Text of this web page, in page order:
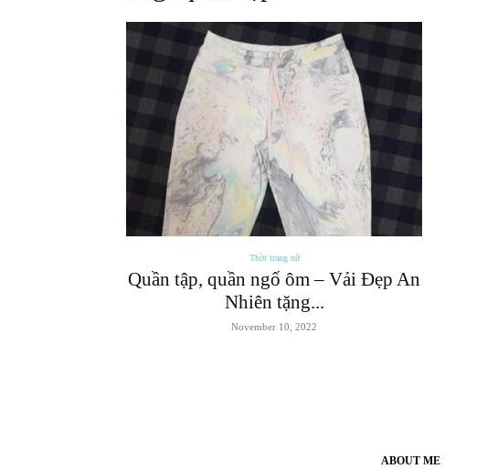
Thời trang nữ
Quần tập, quần ngố ôm – Vải Đẹp An
Nhiên tặng...
November 10, 2022
ABOUT ME